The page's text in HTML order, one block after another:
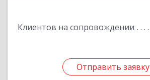
Клиентов на сопровождении
Отправить заявку
Отправить заявку